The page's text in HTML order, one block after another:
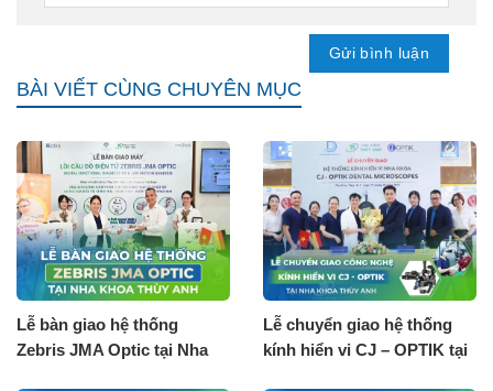
BÀI VIẾT CÙNG CHUYÊN MỤC
Lễ bàn giao hệ thống
Zebris JMA Optic tại Nha
Lễ chuyển giao hệ thống
kính hiển vi CJ – OPTIK tại